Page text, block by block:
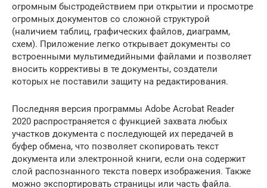
огромным быстродействием при открытии и просмотре
огромных документов со сложной структурой
(наличием таблиц, графических файлов, диаграмм,
схем). Приложение легко открывает документы со
встроенными мультимедийными файлами и позволяет
вносить коррективы в те документы, создатели
которых не поставили защиту на редактирования.
Последняя версия программы Adobe Acrobat Reader
2020 распространяется с функцией захвата любых
участков документа с последующей их передачей в
буфер обмена, что позволяет скопировать текст
документа или электронной книги, если она содержит
слой распознанного текста поверх изображения. Также
можно экспортировать страницы или часть файла.